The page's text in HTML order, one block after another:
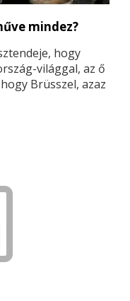
mindez?
hogy
világgal, az ő
Brüsszel, azaz